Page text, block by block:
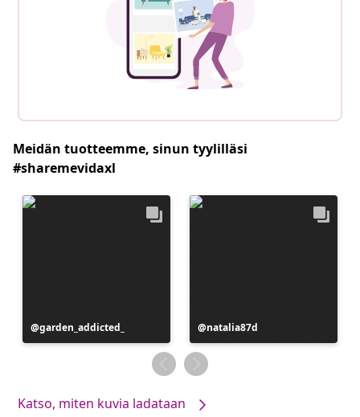
Meidän tuotteemme, sinun tyylilläsi
#sharemevidaxl
Julkaissut
garden_addicted_ Julkaissut
natalia87d
Katso, miten kuvia ladataan